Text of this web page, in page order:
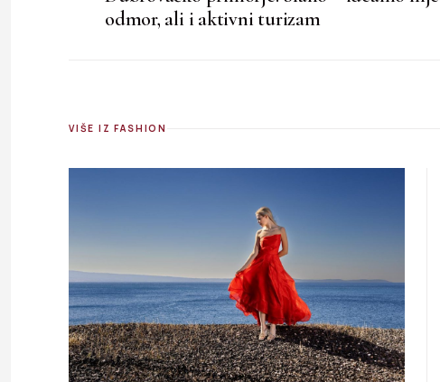
odmor, ali i aktivni turizam
VIŠE IZ FASHION